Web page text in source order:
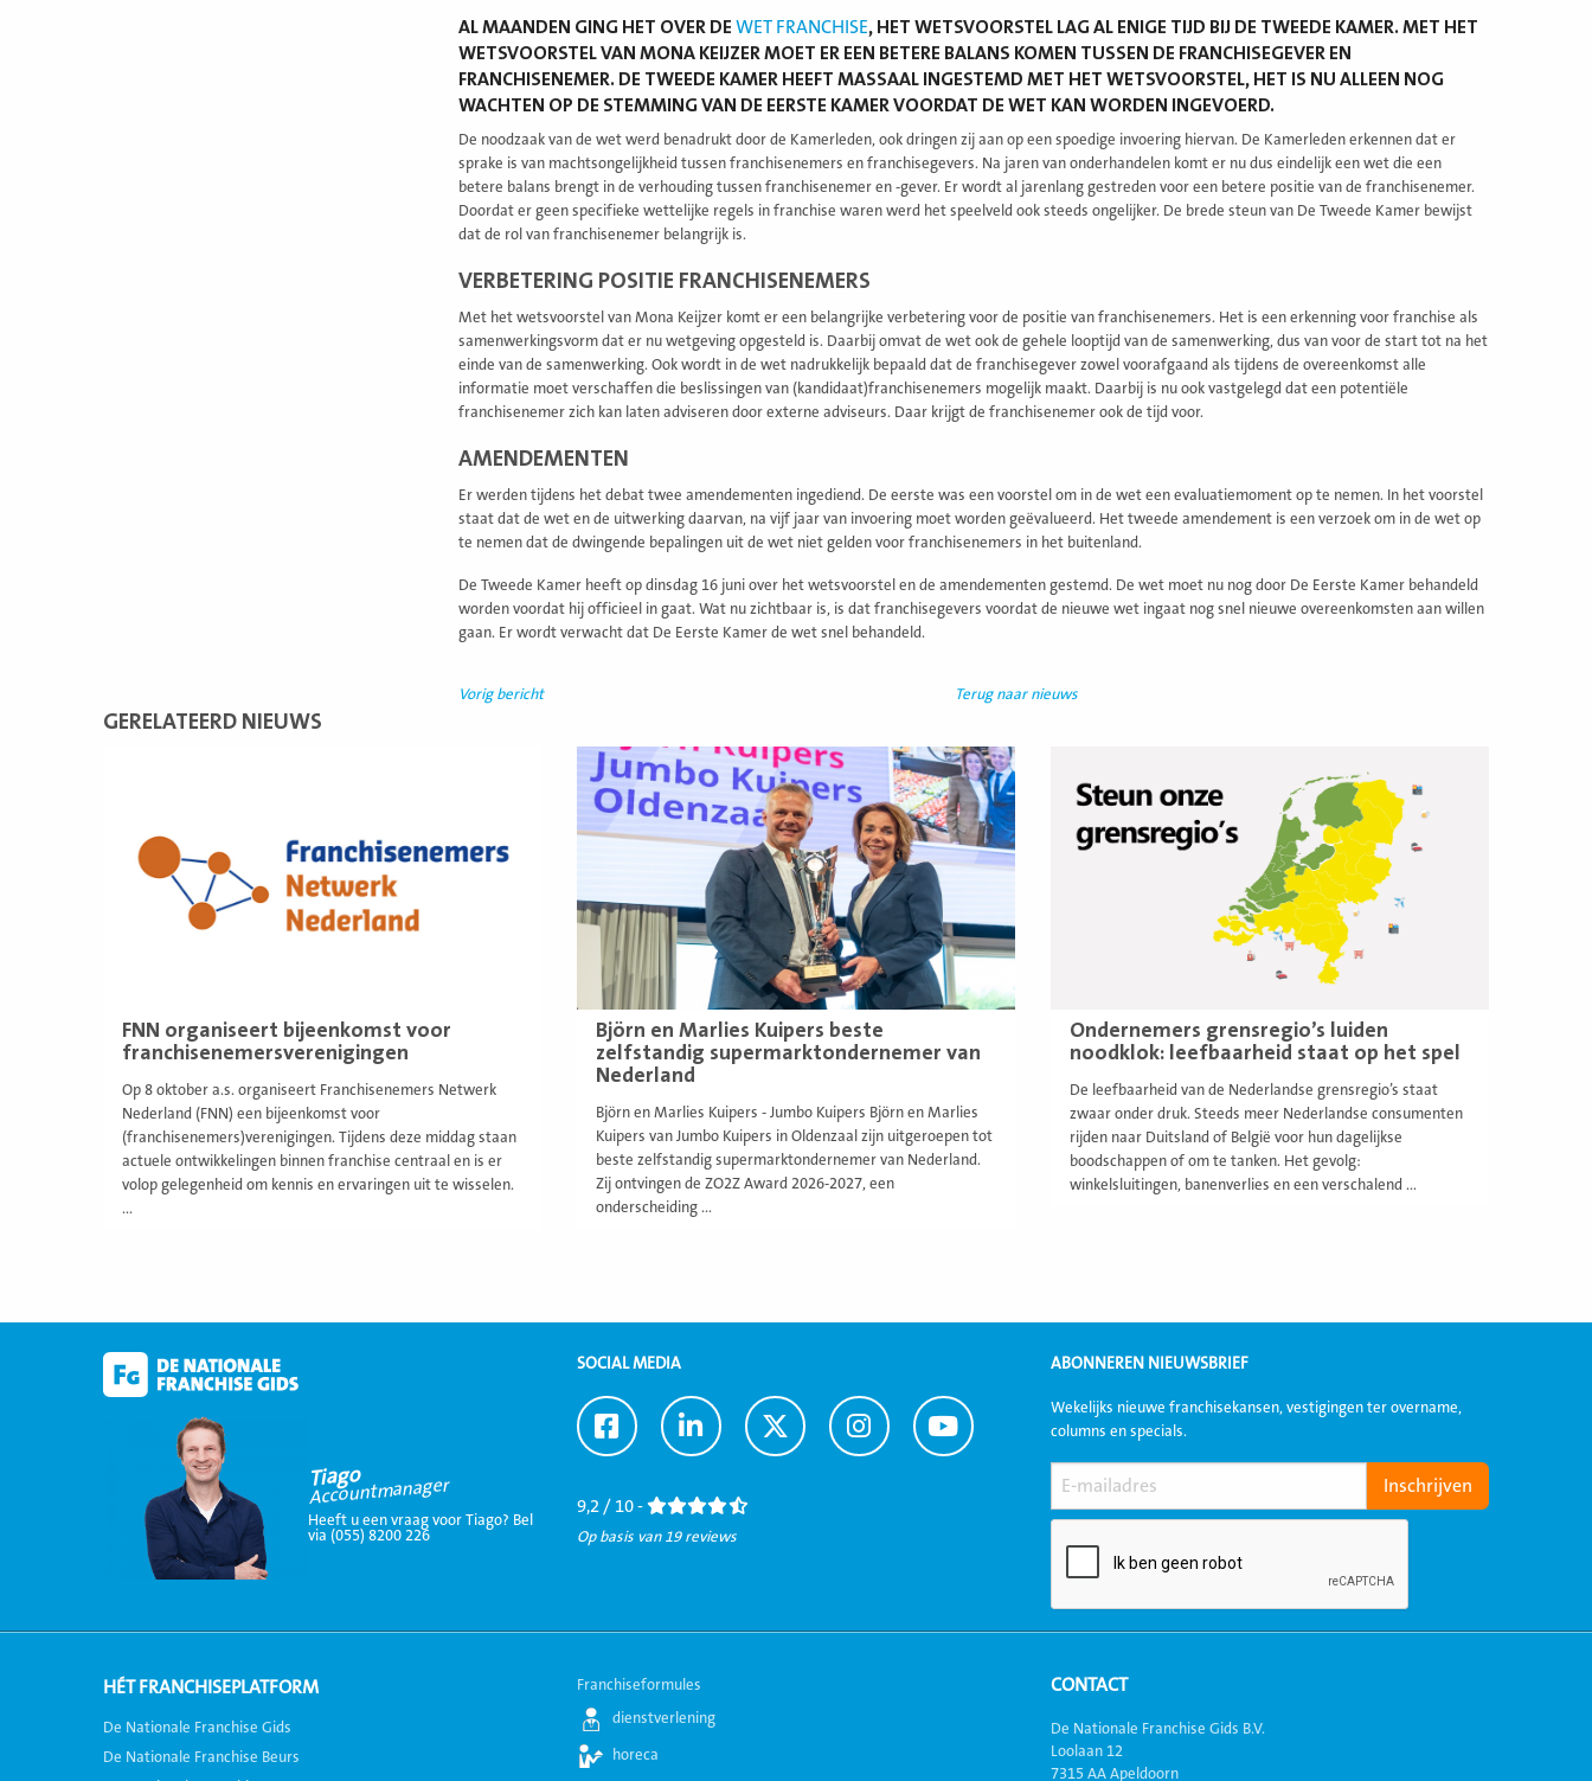
AL MAANDEN GING HET OVER DE WET FRANCHISE, HET WETSVOORSTEL LAG AL ENIGE TIJD BIJ DE TWEEDE KAMER. MET HET
WETSVOORSTEL VAN MONA KEIJZER MOET ER EEN BETERE BALANS KOMEN TUSSEN DE FRANCHISEGEVER EN
FRANCHISENEMER. DE TWEEDE KAMER HEEFT MASSAAL INGESTEMD MET HET WETSVOORSTEL, HET IS NU ALLEEN NOG
WACHTEN OP DE STEMMING VAN DE EERSTE KAMER VOORDAT DE WET KAN WORDEN INGEVOERD.
De noodzaak van de wet werd benadrukt door de Kamerleden, ook dringen zij aan op een spoedige invoering hiervan. De Kamerleden erkennen dat er
sprake is van machtsongelijkheid tussen franchisenemers en franchisegevers. Na jaren van onderhandelen komt er nu dus eindelijk een wet die een
betere balans brengt in de verhouding tussen franchisenemer en -gever. Er wordt al jarenlang gestreden voor een betere positie van de franchisenemer.
Doordat er geen specifieke wettelijke regels in franchise waren werd het speelveld ook steeds ongelijker. De brede steun van De Tweede Kamer bewijst
dat de rol van franchisenemer belangrijk is.
VERBETERING POSITIE FRANCHISENEMERS
Met het wetsvoorstel van Mona Keijzer komt er een belangrijke verbetering voor de positie van franchisenemers. Het is een erkenning voor franchise als
samenwerkingsvorm dat er nu wetgeving opgesteld is. Daarbij omvat de wet ook de gehele looptijd van de samenwerking, dus van voor de start tot na het
einde van de samenwerking. Ook wordt in de wet nadrukkelijk bepaald dat de franchisegever zowel voorafgaand als tijdens de overeenkomst alle
informatie moet verschaffen die beslissingen van (kandidaat)franchisenemers mogelijk maakt. Daarbij is nu ook vastgelegd dat een potentiële
franchisenemer zich kan laten adviseren door externe adviseurs. Daar krijgt de franchisenemer ook de tijd voor.
AMENDEMENTEN
Er werden tijdens het debat twee amendementen ingediend. De eerste was een voorstel om in de wet een evaluatiemoment op te nemen. In het voorstel
staat dat de wet en de uitwerking daarvan, na vijf jaar van invoering moet worden geëvalueerd. Het tweede amendement is een verzoek om in de wet op
te nemen dat de dwingende bepalingen uit de wet niet gelden voor franchisenemers in het buitenland.
De Tweede Kamer heeft op dinsdag 16 juni over het wetsvoorstel en de amendementen gestemd. De wet moet nu nog door De Eerste Kamer behandeld
worden voordat hij officieel in gaat. Wat nu zichtbaar is, is dat franchisegevers voordat de nieuwe wet ingaat nog snel nieuwe overeenkomsten aan willen
gaan. Er wordt verwacht dat De Eerste Kamer de wet snel behandeld.
Vorig bericht Terug naar nieuws
GERELATEERD NIEUWS
FNN organiseert bijeenkomst voor
franchisenemersverenigingen
Op 8 oktober a.s. organiseert Franchisenemers Netwerk
Nederland (FNN) een bijeenkomst voor
(franchisenemers)verenigingen. Tijdens deze middag staan
actuele ontwikkelingen binnen franchise centraal en is er
volop gelegenheid om kennis en ervaringen uit te wisselen.
...
Björn en Marlies Kuipers beste
zelfstandig supermarktondernemer van
Nederland
Björn en Marlies Kuipers - Jumbo Kuipers Björn en Marlies
Kuipers van Jumbo Kuipers in Oldenzaal zijn uitgeroepen tot
beste zelfstandig supermarktondernemer van Nederland.
Zij ontvingen de ZO2Z Award 2026-2027, een
onderscheiding ...
Lees
meer
Ondernemers grensregio’s luiden
noodklok: leefbaarheid staat op het spel
De leefbaarheid van de Nederlandse grensregio’s staat
zwaar onder druk. Steeds meer Nederlandse consumenten
rijden naar Duitsland of België voor hun dagelijkse
boodschappen of om te tanken. Het gevolg:
winkelsluitingen, banenverlies en een verschalend ...
meer
Tiago
Accountmanager
Heeft u een vraag voor Tiago? Bel
via (055) 8200 226
SOCIAL MEDIA
Ga
naar
Ga
naar
Ga
naar
Ga
naar
Ga
naar
9,2 / 10 -
Op basis van 19 reviews
ABONNEREN NIEUWSBRIEF
Wekelijks nieuwe franchisekansen, vestigingen ter overname,
columns en specials.
HÉT FRANCHISEPLATFORM
De Nationale Franchise Gids
De Nationale Franchise Beurs
Franchiseformules
dienstverlening
horeca
CONTACT
De Nationale Franchise Gids B.V.
Loolaan 12
7315 AA Apeldoorn